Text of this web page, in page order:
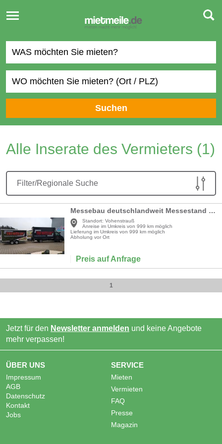
Toggle
navigation
Suchen
Alle Inserate des Vermieters (1)
Filter/Regionale Suche
Messebau deutschlandweit Messestand komplett schlüsselfertig Traversenstand Beleuchtung Boden Rückwand inkl. Auf- und Abbau
Standort: Vohenstrauß
Anreise im Umkreis von 999 km möglich
Lieferung im Umkreis von 999 km möglich
Abholung vor Ort
Preis auf Anfrage
1
Jetzt für den Newsletter anmelden und keine Angebote
mehr verpassen!
ÜBER UNS
Impressum
AGB
Datenschutz
Kontakt
Jobs
SERVICE
Mieten
Vermieten
FAQ
Presse
Magazin